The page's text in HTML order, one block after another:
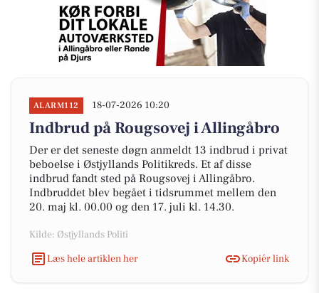
ALARM112 18-07-2026 10:20
Indbrud på Rougsovej i Allingåbro
Der er det seneste døgn anmeldt 13 indbrud i privat
beboelse i Østjyllands Politikreds. Et af disse
indbrud fandt sted på Rougsovej i Allingåbro.
Indbruddet blev begået i tidsrummet mellem den
20. maj kl. 00.00 og den 17. juli kl. 14.30.
Kilde: Østjyllands Politi
Læs hele artiklen her
Kopiér link